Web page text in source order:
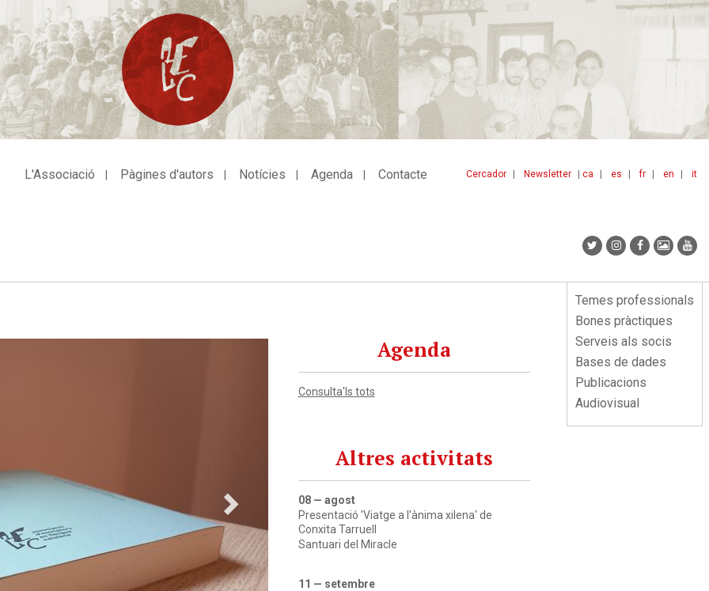
ca es fr en it
Cercador Newsletter
L'Associació Pàgines d'autors Notícies Agenda Contacte
Menu
lateral
Temes professionals
Bones pràctiques
Serveis als socis
Bases de dades
Publicacions
Audiovisual
conjunt
Agenda
Consulta'ls tots
Altres activitats
08 — agost
Presentació 'Viatge a l'ànima xilena' de
Conxita Tarruell
Santuari del Miracle
11 — setembre